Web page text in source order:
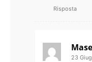
Risposta
23